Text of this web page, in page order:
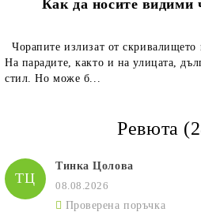
Как да носите видими
Чорапите излизат от скривалището
На парадите, както и на улицата,
стил. Но може б...
Ревюта
ТЦ
Тинка Цолова
08.08.2026
Проверена поръчка